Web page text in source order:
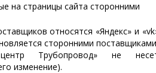
на страницы сайта сторонними
относятся «Яндекс» и
сторонними
Трубопровод» не
изменение).